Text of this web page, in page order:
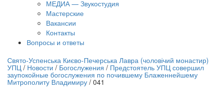
МЕДИА — Звукостудия
Мастерские
Вакансии
Контакты
Вопросы и ответы
трансляция | 12 сентября
трансляции
Свято-Успенська Києво-Печерська Лавра (чоловічий монастир)
УПЦ / Новости / Богослужения / Предстоятель УПЦ совершил
заупокойные богослужения по почившему Блаженнейшему
Митрополиту Владимиру / 041